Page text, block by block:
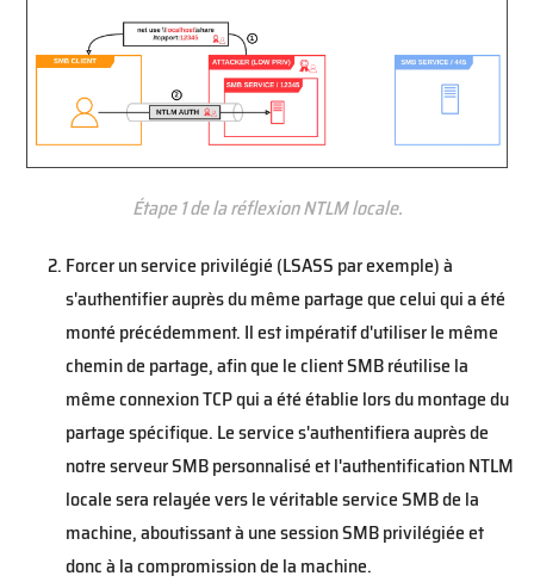
Étape 1 de la réflexion NTLM locale.
Forcer un service privilégié (LSASS par exemple) à
s'authentifier auprès du même partage que celui qui a été
monté précédemment. Il est impératif d'utiliser le même
chemin de partage, afin que le client SMB réutilise la
même connexion TCP qui a été établie lors du montage du
partage spécifique. Le service s'authentifiera auprès de
notre serveur SMB personnalisé et l'authentification NTLM
locale sera relayée vers le véritable service SMB de la
machine, aboutissant à une session SMB privilégiée et
donc à la compromission de la machine.